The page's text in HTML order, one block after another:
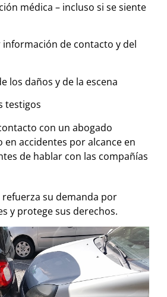
médica – incluso si se siente
de contacto y del
los daños y de la escena
testigos
con un abogado
en accidentes por alcance en
de hablar con las compañías
su demanda por
y protege sus derechos.